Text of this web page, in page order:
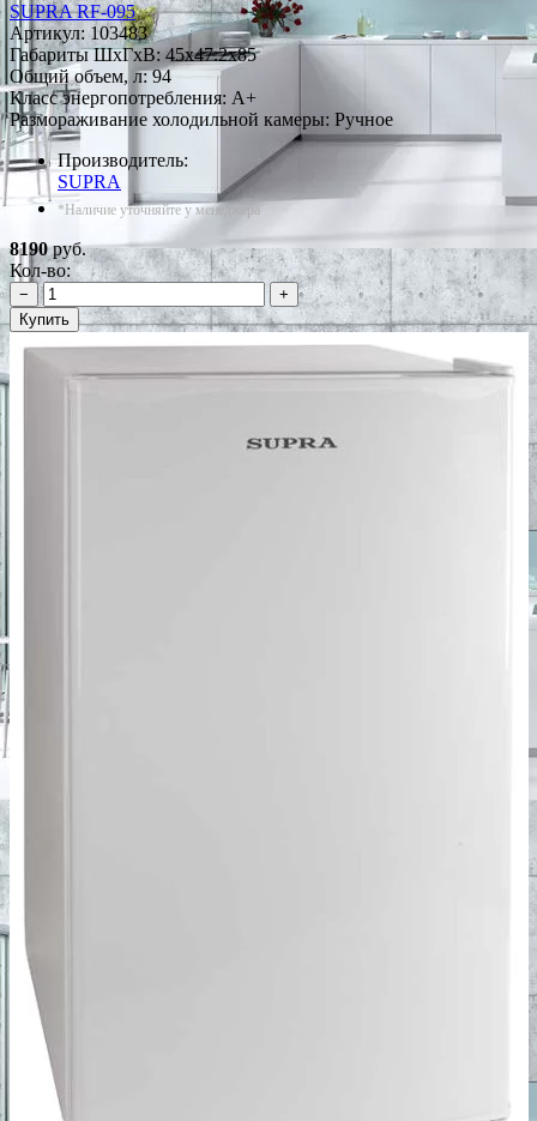
SUPRA RF-095
Артикул:103483
Габариты ШxГxВ: 45x47.2x85
Общий объем, л: 94
Класс энергопотребления: A+
Размораживание холодильной камеры: Ручное
Производитель:
SUPRA
*Наличие уточняйте у менеджера
8190руб.
Кол-во:
−
+
Купить